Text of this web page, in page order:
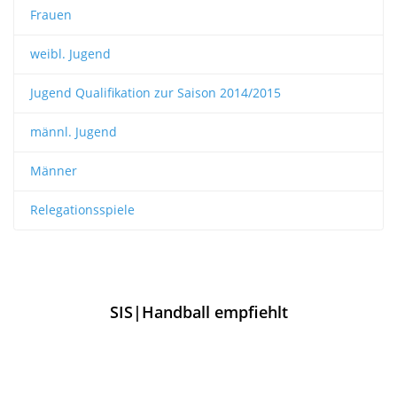
Frauen
weibl. Jugend
Jugend Qualifikation zur Saison 2014/2015
männl. Jugend
Männer
Relegationsspiele
SIS|Handball empfiehlt